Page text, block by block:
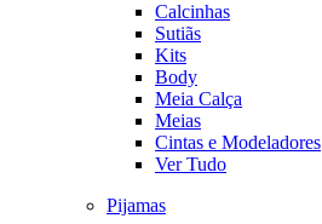
Calcinhas
Sutiãs
Kits
Body
Meia Calça
Meias
Cintas e Modeladores
Ver Tudo
Pijamas